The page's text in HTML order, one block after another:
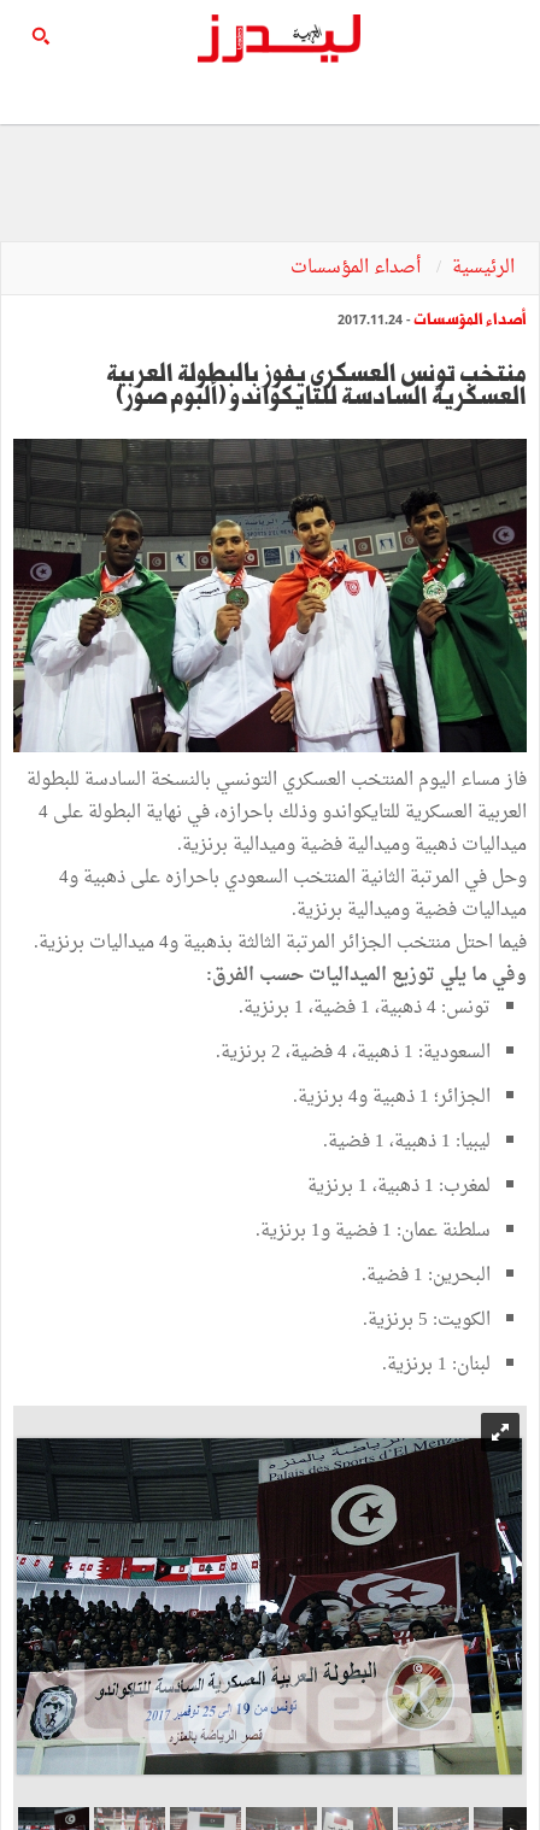
الرئيسية أصداء المؤسسات
أصداء المؤسسات- 2017.11.24
منتخب تونس العسكري يفوز بالبطولة العربية
العسكرية السادسة للتايكواندو (ألبوم صور)
فاز مساء اليوم المنتخب العسكري التونسي بالنسخة السادسة للبطولة
العربية العسكرية للتايكواندو وذلك باحرازه، في نهاية البطولة على 4
ميداليات ذهبية وميدالية فضية وميدالية برنزية.
وحل في المرتبة الثانية المنتخب السعودي باحرازه على ذهبية و4
ميداليات فضية وميدالية برنزية.
فيما احتل منتخب الجزائر المرتبة الثالثة بذهبية و4 ميداليات برنزية.
وفي ما يلي توزيع الميداليات حسب الفرق:
تونس: 4 ذهبية، 1 فضية، 1 برنزية.
السعودية: 1 ذهبية، 4 فضية، 2 برنزية.
الجزائر؛ 1 ذهبية و4 برنزية.
ليبيا: 1 ذهبية، 1 فضية.
لمغرب: 1 ذهبية، 1 برنزية
سلطنة عمان: 1 فضية و1 برنزية.
البحرين: 1 فضية.
الكويت: 5 برنزية.
لبنان: 1 برنزية.